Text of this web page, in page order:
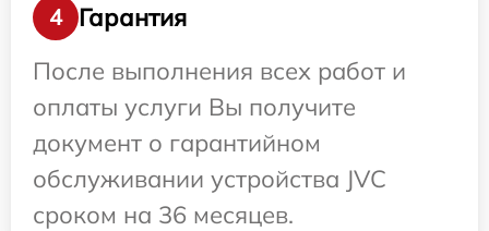
4
Гарантия
После выполнения всех работ и
оплаты услуги Вы получите
документ о гарантийном
обслуживании устройства JVC
сроком на 36 месяцев.